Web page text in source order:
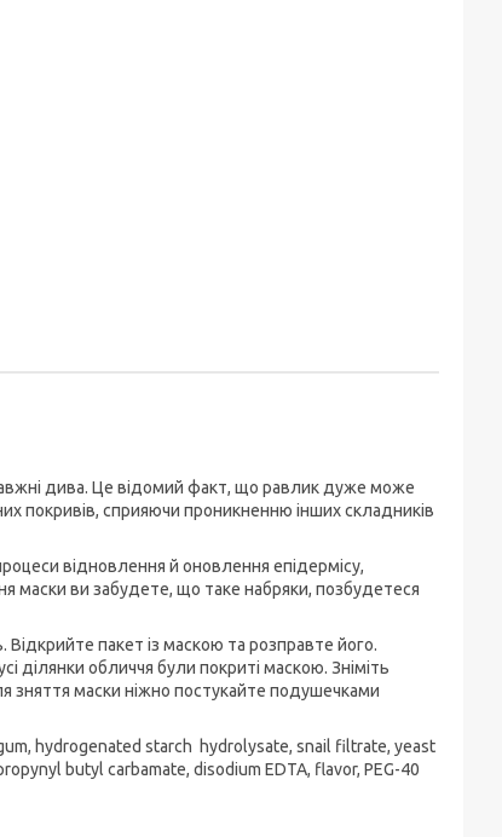
дива. Це відомий факт, що равлик дуже може
покривів, сприяючи проникненню інших складників
відновлення й оновлення епідермісу,
маски ви забудете, що таке набряки, позбудетеся
пакет із маскою та розправте його.
ділянки обличчя були покриті маскою. Зніміть
зняття маски ніжно постукайте подушечками
hydrogenated starch hydrolysate, snail filtrate, yeast
butyl carbamate, disodium EDTA, flavor, PEG-40